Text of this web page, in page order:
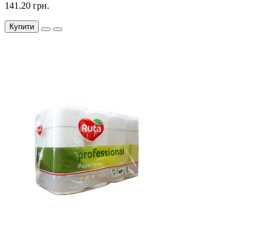
141.20 грн.
Купити